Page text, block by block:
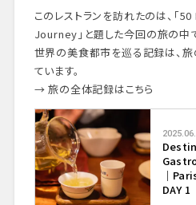
このレストランを訪れたのは、
Journey」と題した今回の旅の中
世界の美食都市を巡る記録は、
ています。
→ 旅の全体記録はこちら
｜
DAY 1